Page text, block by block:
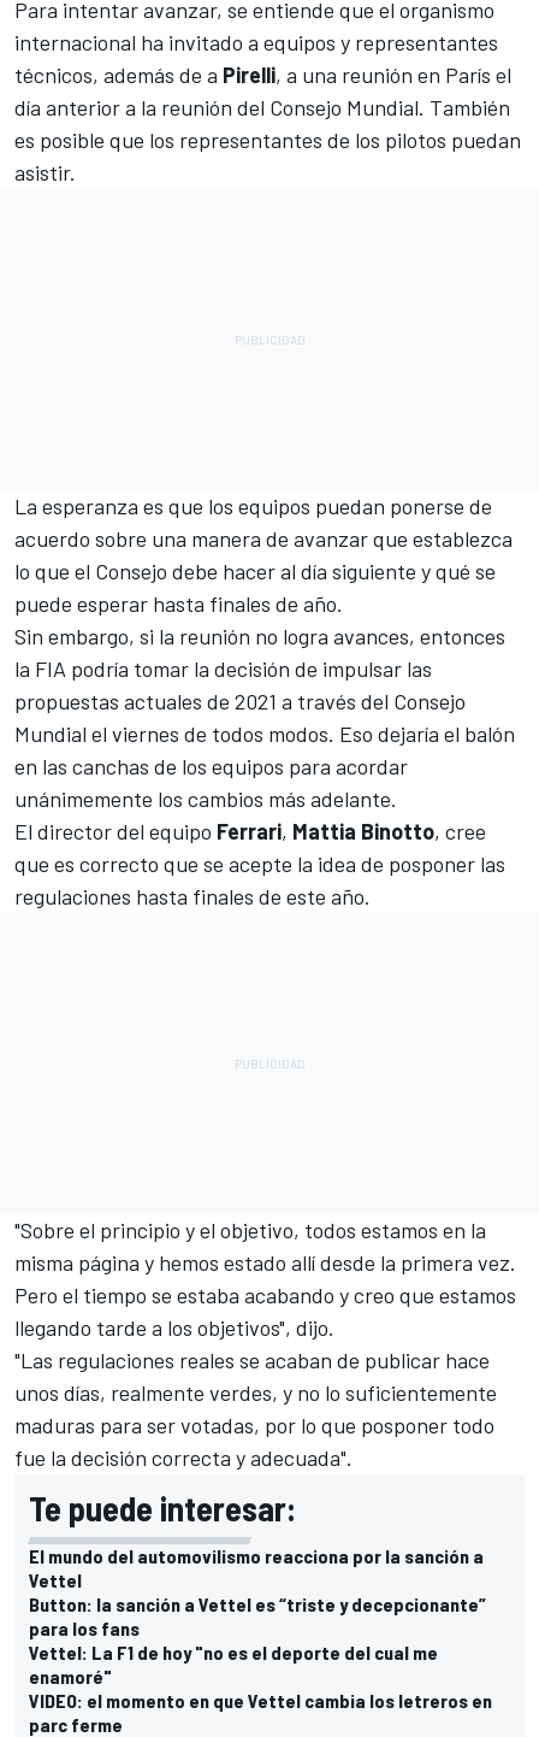
Para intentar avanzar, se entiende que el organismo
internacional ha invitado a equipos y representantes
técnicos, además de a Pirelli, a una reunión en París el
día anterior a la reunión del Consejo Mundial. También
es posible que los representantes de los pilotos puedan
asistir.
La esperanza es que los equipos puedan ponerse de
acuerdo sobre una manera de avanzar que establezca
lo que el Consejo debe hacer al día siguiente y qué se
puede esperar hasta finales de año.
Sin embargo, si la reunión no logra avances, entonces
la FIA podría tomar la decisión de impulsar las
propuestas actuales de 2021 a través del Consejo
Mundial el viernes de todos modos. Eso dejaría el balón
en las canchas de los equipos para acordar
unánimemente los cambios más adelante.
El director del equipo Ferrari, Mattia Binotto, cree
que es correcto que se acepte la idea de posponer las
regulaciones hasta finales de este año.
"Sobre el principio y el objetivo, todos estamos en la
misma página y hemos estado allí desde la primera vez.
Pero el tiempo se estaba acabando y creo que estamos
llegando tarde a los objetivos", dijo.
"Las regulaciones reales se acaban de publicar hace
unos días, realmente verdes, y no lo suficientemente
maduras para ser votadas, por lo que posponer todo
fue la decisión correcta y adecuada".
Te puede interesar:
El mundo del automovilismo reacciona por la sanción a
Vettel
Button: la sanción a Vettel es “triste y decepcionante”
para los fans
Vettel: La F1 de hoy "no es el deporte del cual me
enamoré"
VIDEO: el momento en que Vettel cambia los letreros en
parc ferme